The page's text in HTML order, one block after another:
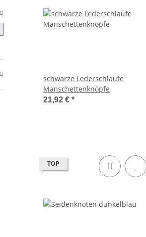
schwarze Lederschlaufe
Manschettenknöpfe
21,92 € *
TOP